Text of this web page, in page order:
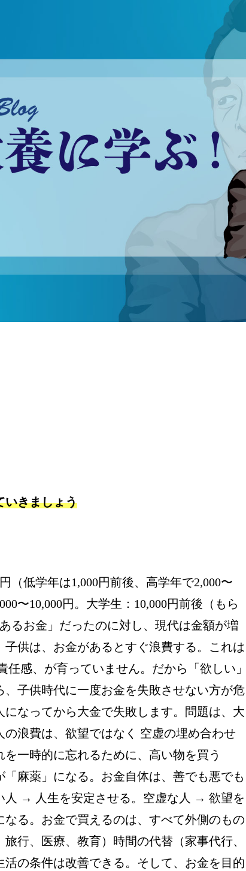
いきましょう
（低学年は1,000円前後、高学年で2,000〜
〜10,000円。大学生：10,000円前後（もら
るお金」だったのに対し、現代は金額が増
供は、お金があるとすぐ浪費する。これは
感、が育っていません。だから「欲しい」
、子供時代に一度お金を失敗させない方が危
なってから大金で失敗します。問題は、大
浪費は、欲望ではなく 空虚の埋め合わせ
一時的に忘れるために、高い物を買う
麻薬」になる。お金自体は、善でも悪でも
人 → 人生を安定させる。空虚な人 → 欲望を
る。お金で買えるのは、すべて外側のもの
行、医療、教育）時間の代替（家事代行、
の条件は改善できる。そして、お金を目的